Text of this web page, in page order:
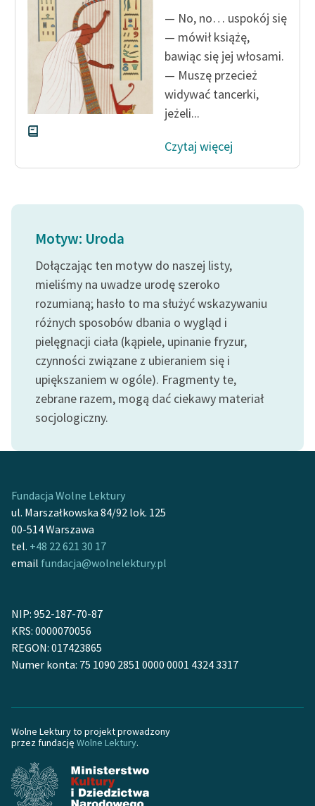
E-kolekcja lektur
szkolnych i literatury do
słuchania dla uczennic i
uczniów z
niepełnosprawnościami
Feministyczne inspiracje.
skandynawskiej literatury
Kolekcje edukacyjne
do domeny publicznej,
lektur szkolnych oraz
Starego Testamentu
Odkurzamy bohaterów
Szkoła Poezji Wolnych
Lektur
O nas
Zasady wykorzystania
Wolnych Lektur
Logotypy
Polityka prywatności
Regulamin biblioteki
Informacja o treściach
wrażliwych
Deklaracja dostępności
— No, no… uspokój się
— mówił książę,
bawiąc się jej włosami.
— Muszę przecież
widywać tancerki,
jeżeli...
Czytaj więcej
Motyw: Uroda
Dołączając ten motyw do naszej listy,
mieliśmy na uwadze urodę szeroko
rozumianą; hasło to ma służyć wskazywaniu
różnych sposobów dbania o wygląd i
pielęgnacji ciała (kąpiele, upinanie fryzur,
czynności związane z ubieraniem się i
upiększaniem w ogóle). Fragmenty te,
zebrane razem, mogą dać ciekawy materiał
socjologiczny.
Fundacja Wolne Lektury
ul. Marszałkowska 84/92 lok. 125
00-514 Warszawa
tel. +48 22 621 30 17
email fundacja@wolnelektury.pl
NIP: 952-187-70-87
KRS: 0000070056
REGON: 017423865
Numer konta: 75 1090 2851 0000 0001 4324 3317
Wolne Lektury to projekt prowadzony
przez fundację Wolne Lektury.